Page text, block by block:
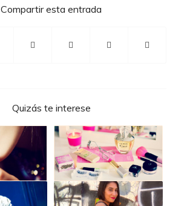
Compartir esta entrada
Quizás te interese